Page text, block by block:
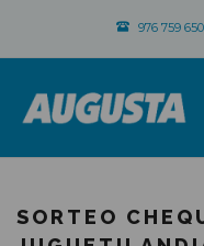
976 759 650
SORTEO